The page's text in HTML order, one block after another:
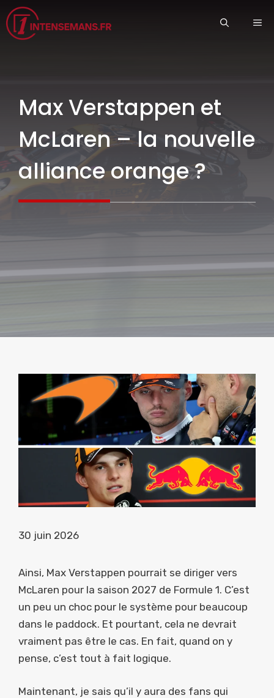
Aller
au
contenu
Max Verstappen et
McLaren – la nouvelle
alliance orange ?
30 juin 2026
Ainsi, Max Verstappen pourrait se diriger vers
McLaren pour la saison 2027 de Formule 1. C’est
un peu un choc pour le système pour beaucoup
dans le paddock. Et pourtant, cela ne devrait
vraiment pas être le cas. En fait, quand on y
pense, c’est tout à fait logique.
Maintenant, je sais qu’il y aura des fans qui